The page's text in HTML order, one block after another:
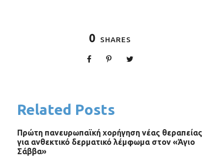
0 SHARES
Related Posts
Πρώτη πανευρωπαϊκή χορήγηση νέας θεραπείας
για ανθεκτικό δερματικό λέμφωμα στον «Άγιο
Σάββα»